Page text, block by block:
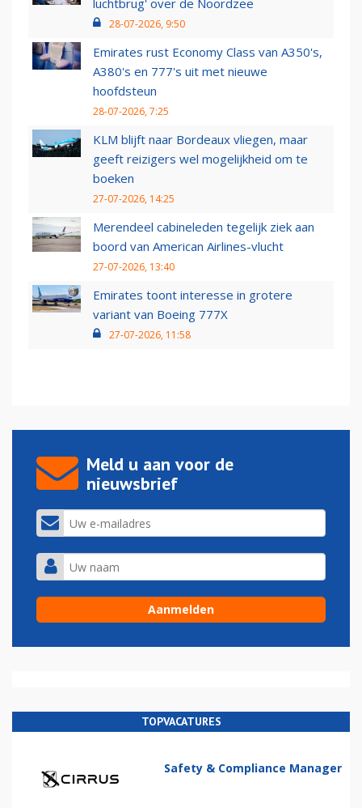
luchtbrug' over de Noordzee
28-07-2026, 9:50
Emirates rust Economy Class van A350's,
A380's en 777's uit met nieuwe
hoofdsteun
28-07-2026, 7:25
KLM blijft naar Bordeaux vliegen, maar
geeft reizigers wel mogelijkheid om te
boeken
27-07-2026, 14:25
Merendeel cabineleden tegelijk ziek aan
boord van American Airlines-vlucht
27-07-2026, 13:40
Emirates toont interesse in grotere
variant van Boeing 777X
27-07-2026, 11:58
Meld u aan voor de
nieuwsbrief
TOPVACATURES
Safety & Compliance Manager